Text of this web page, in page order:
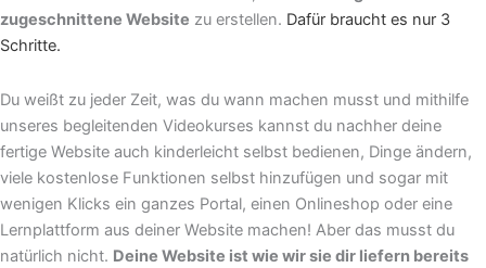
zugeschnittene Website zu erstellen. Dafür braucht es nur 3
Schritte.
Du weißt zu jeder Zeit, was du wann machen musst und mithilfe
unseres begleitenden Videokurses kannst du nachher deine
fertige Website auch kinderleicht selbst bedienen, Dinge ändern,
viele kostenlose Funktionen selbst hinzufügen und sogar mit
wenigen Klicks ein ganzes Portal, einen Onlineshop oder eine
Lernplattform aus deiner Website machen! Aber das musst du
natürlich nicht. Deine Website ist wie wir sie dir liefern bereits